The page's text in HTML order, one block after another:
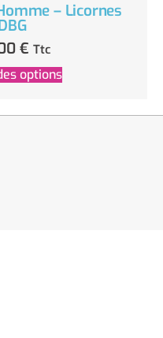
– Licornes
€ Ttc
options